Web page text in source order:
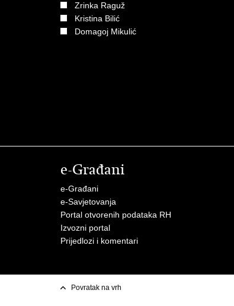
Zrinka Raguž
​Kristina Bilić
Domagoj Mikulić
e-Građani
e-Građani
e-Savjetovanja
Portal otvorenih podataka RH
Izvozni portal
Prijedlozi i komentari
Povratak na vrh